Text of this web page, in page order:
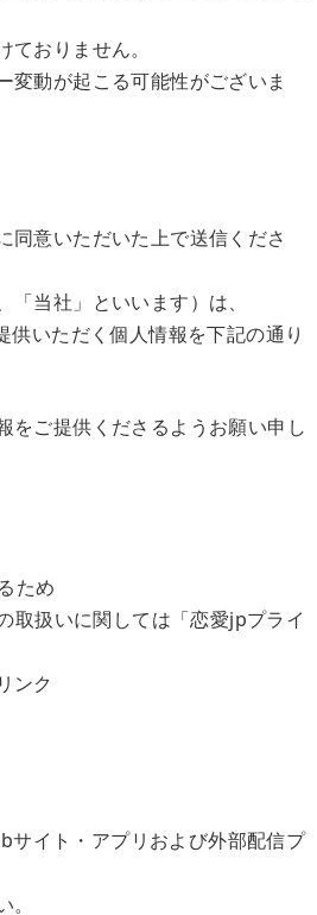
おりません。
動が起こる可能性がございま
同意いただいた上で送信くださ
当社」といいます）は、
いただく個人情報を下記の通り
をご提供くださるようお願い申し
ため
扱いに関しては「恋愛jpプライ
ンク
イト・アプリおよび外部配信プ